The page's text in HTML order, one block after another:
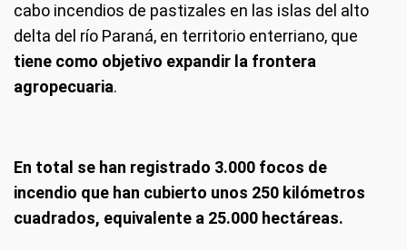
cabo incendios de pastizales en las islas del alto
delta del río Paraná, en territorio enterriano, que
tiene como objetivo expandir la frontera
agropecuaria.
En total se han registrado 3.000 focos de
incendio que han cubierto unos 250 kilómetros
cuadrados, equivalente a 25.000 hectáreas.